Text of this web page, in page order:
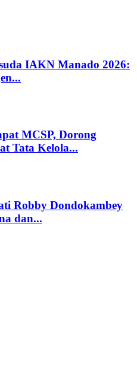
IAKN Manado 2026:
MCSP, Dorong
Tata Kelola...
Robby Dondokambey
dan...